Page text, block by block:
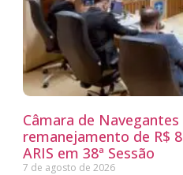
Câmara de
remanejamento de R$
ARIS em 38ª Sessão
7 de agosto de 2026